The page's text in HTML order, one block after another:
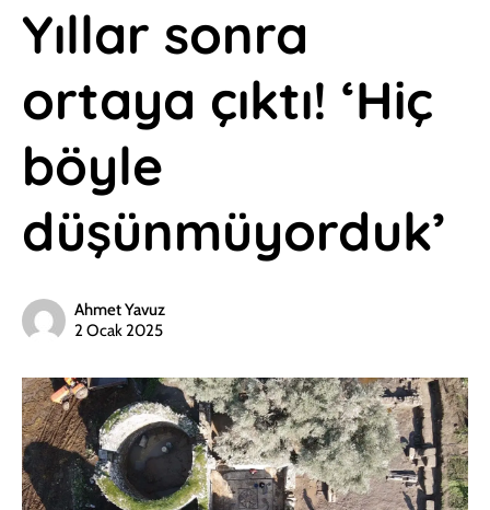
Yıllar sonra
ortaya çıktı! ‘Hiç
böyle
düşünmüyorduk’
Ahmet Yavuz
2 Ocak 2025